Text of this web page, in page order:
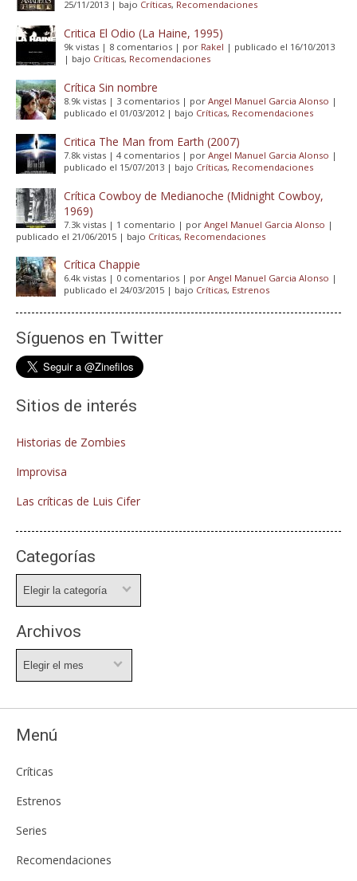
25/11/2013 | bajo Críticas, Recomendaciones
Critica El Odio (La Haine, 1995)
9k vistas | 8 comentarios | por Rakel | publicado el 16/10/2013
| bajo Críticas, Recomendaciones
Crítica Sin nombre
8.9k vistas | 3 comentarios | por Angel Manuel Garcia Alonso |
publicado el 01/03/2012| bajo Críticas, Recomendaciones
Critica The Man from Earth (2007)
7.8k vistas | 4 comentarios | por Angel Manuel Garcia Alonso |
publicado el 15/07/2013 | bajo Críticas, Recomendaciones
Crítica Cowboy de Medianoche (Midnight Cowboy,
1969)
7.3k vistas | 1 comentario | por Angel Manuel Garcia Alonso |
publicado el 21/06/2015 | bajo Críticas, Recomendaciones
Crítica Chappie
6.4k vistas | 0 comentarios | por Angel Manuel Garcia Alonso |
publicado el 24/03/2015 | bajo Críticas, Estrenos
Síguenos en Twitter
Sitios de interés
Historias de Zombies
Improvisa
Las críticas de Luis Cifer
Categorías
Archivos
Menú
Críticas
Estrenos
Series
Recomendaciones